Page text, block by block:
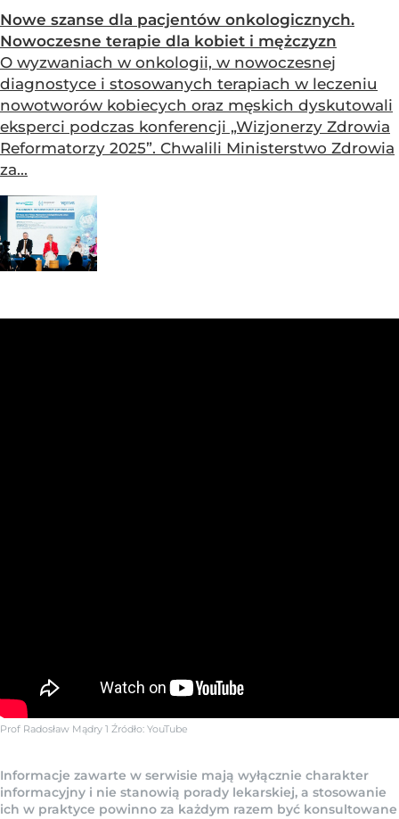
Nowe szanse dla pacjentów onkologicznych.
Nowoczesne terapie dla kobiet i mężczyzn
O wyzwaniach w onkologii, w nowoczesnej
diagnostyce i stosowanych terapiach w leczeniu
nowotworów kobiecych oraz męskich dyskutowali
eksperci podczas konferencji „Wizjonerzy Zdrowia
Reformatorzy 2025”. Chwalili Ministerstwo Zdrowia
za...
Prof Radosław Mądry 1 Źródło: YouTube
Informacje zawarte w serwisie mają wyłącznie charakter
informacyjny i nie stanowią porady lekarskiej, a stosowanie
ich w praktyce powinno za każdym razem być konsultowane